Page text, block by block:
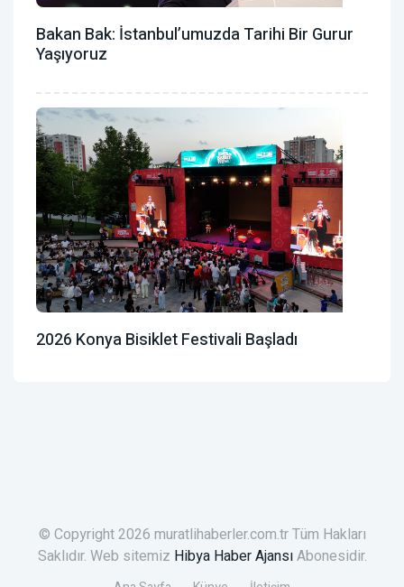
Bakan Bak: İstanbul’umuzda Tarihi Bir Gurur
Yaşıyoruz
2026 Konya Bisiklet Festivali Başladı
© Copyright 2026 muratlihaberler.com.tr Tüm Hakları
Saklıdır. Web sitemiz Hibya Haber AjansıAbonesidir.